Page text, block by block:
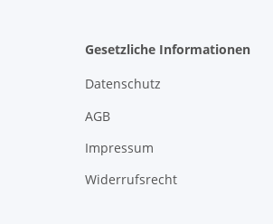
Gesetzliche Informationen
Datenschutz
AGB
Impressum
Widerrufsrecht